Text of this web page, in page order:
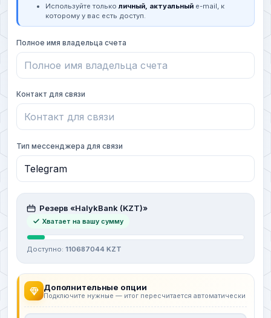
Используйте тольколичный, актуальный e-mail, к
которому у вас есть доступ.
Полное имя владельца счета
Контакт для связи
Тип мессенджера для связи
Резерв «HalykBank (KZT)»
Хватает на вашу сумму
Доступно: 110687044 KZT
Дополнительные опции
Подключите нужные — итог пересчитается автоматически